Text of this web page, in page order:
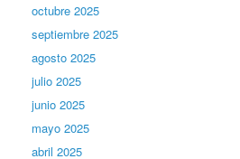
octubre 2025
septiembre 2025
agosto 2025
julio 2025
junio 2025
mayo 2025
abril 2025